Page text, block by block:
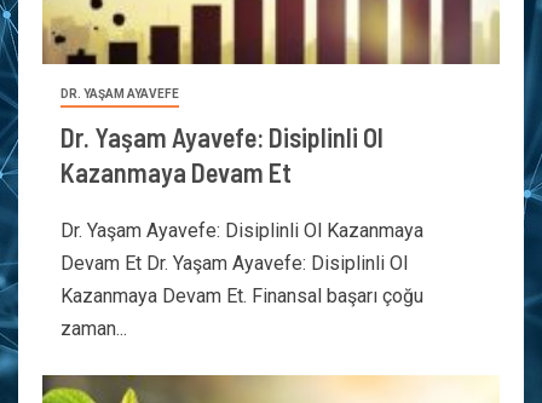
DR. YAŞAM AYAVEFE
Dr. Yaşam Ayavefe: Disiplinli Ol
Kazanmaya Devam Et
Dr. Yaşam Ayavefe: Disiplinli Ol Kazanmaya
Devam Et Dr. Yaşam Ayavefe: Disiplinli Ol
Kazanmaya Devam Et. Finansal başarı çoğu
zaman...